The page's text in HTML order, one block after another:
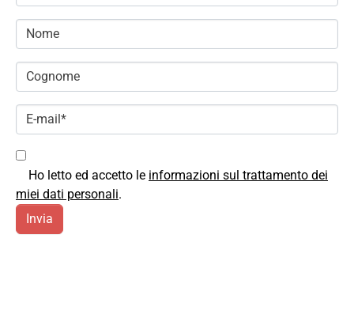
Ho letto ed accetto le informazioni sul trattamento dei
miei dati personali.